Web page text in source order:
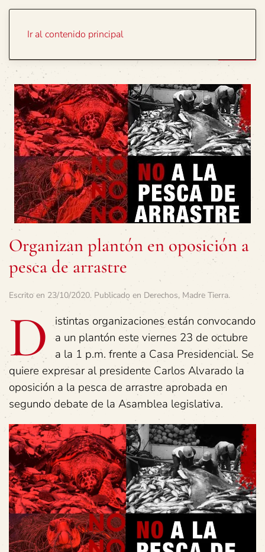
Ir al contenido principal
Organizan plantón en oposición a
pesca de arrastre
Escrito en 23/10/2020. Publicado en Derechos, Madre Tierra.
D
istintas organizaciones están convocando
a un plantón este viernes 23 de octubre
a la 1 p.m. frente a Casa Presidencial. Se
quiere expresar al presidente Carlos Alvarado la
oposición a la pesca de arrastre aprobada en
segundo debate de la Asamblea legislativa.